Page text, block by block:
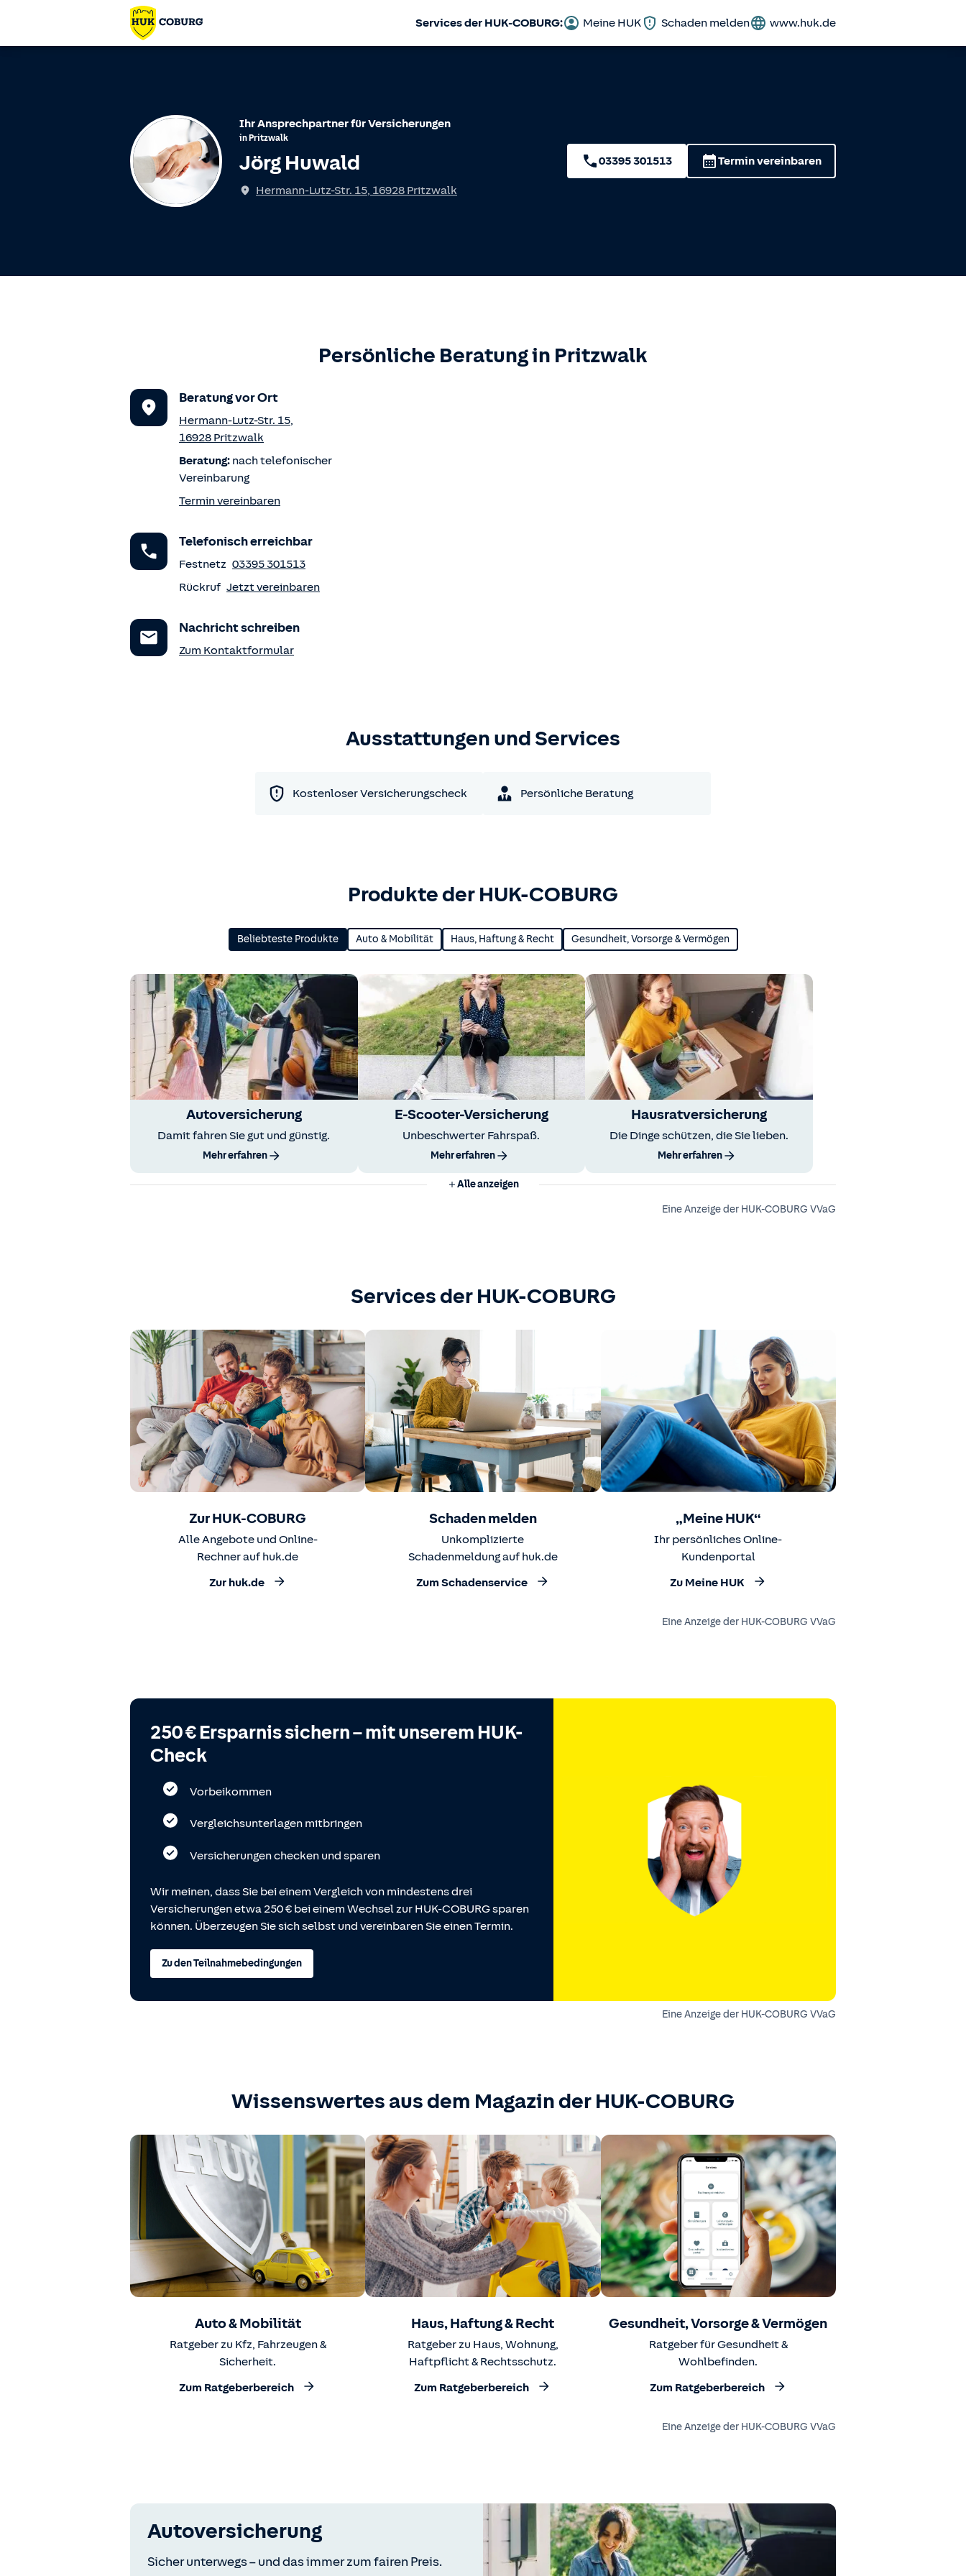
Services der HUK-COBURG: Meine HUK Schaden melden www.huk.de
Ihr Ansprechpartner für Versicherungen
in Pritzwalk
Jörg Huwald
Hermann-Lutz-Str. 15, 16928 Pritzwalk
03395 301513 Termin vereinbaren
Persönliche Beratung in Pritzwalk
Beratung vor Ort
Hermann-Lutz-Str. 15,
16928 Pritzwalk
Beratung: nach telefonischer
Vereinbarung
Termin vereinbaren
Telefonisch erreichbar
Festnetz 03395 301513
Rückruf Jetzt vereinbaren
Nachricht schreiben
Zum Kontaktformular
Ausstattungen und Services
Kostenloser Versicherungscheck Persönliche Beratung
Produkte der HUK-COBURG
Beliebteste Produkte Auto & Mobilität Haus, Haftung & Recht Gesundheit, Vorsorge & Vermögen
Autoversicherung
Damit fahren Sie gut und günstig.
Mehr erfahren
E-Scooter-Versicherung
Unbeschwerter Fahrspaß.
Mehr erfahren
Hausratversicherung
Die Dinge schützen, die Sie lieben.
Mehr erfahren
Alle anzeigen
Eine Anzeige der HUK-COBURG VVaG
Services der HUK-COBURG
Zur HUK-COBURG
Alle Angebote und Online-
Rechner auf huk.de
Zur huk.de
Schaden melden
Unkomplizierte
Schadenmeldung auf huk.de
Zum Schadenservice
„Meine HUK“
Ihr persönliches Online-
Kundenportal
Zu Meine HUK
Eine Anzeige der HUK-COBURG VVaG
250 € Ersparnis sichern – mit unserem HUK-
Check
Vorbeikommen
Vergleichsunterlagen mitbringen
Versicherungen checken und sparen
Wir meinen, dass Sie bei einem Vergleich von mindestens drei
Versicherungen etwa 250 € bei einem Wechsel zur HUK-COBURG sparen
können. Überzeugen Sie sich selbst und vereinbaren Sie einen Termin.
Zu den Teilnahmebedingungen
Eine Anzeige der HUK-COBURG VVaG
Wissenswertes aus dem Magazin der HUK-COBURG
Auto & Mobilität
Ratgeber zu Kfz, Fahrzeugen &
Sicherheit.
Zum Ratgeberbereich
Haus, Haftung & Recht
Ratgeber zu Haus, Wohnung,
Haftpflicht & Rechtsschutz.
Zum Ratgeberbereich
Gesundheit, Vorsorge & Vermögen
Ratgeber für Gesundheit &
Wohlbefinden.
Zum Ratgeberbereich
Eine Anzeige der HUK-COBURG VVaG
Autoversicherung
Sicher unterwegs – und das immer zum fairen Preis.